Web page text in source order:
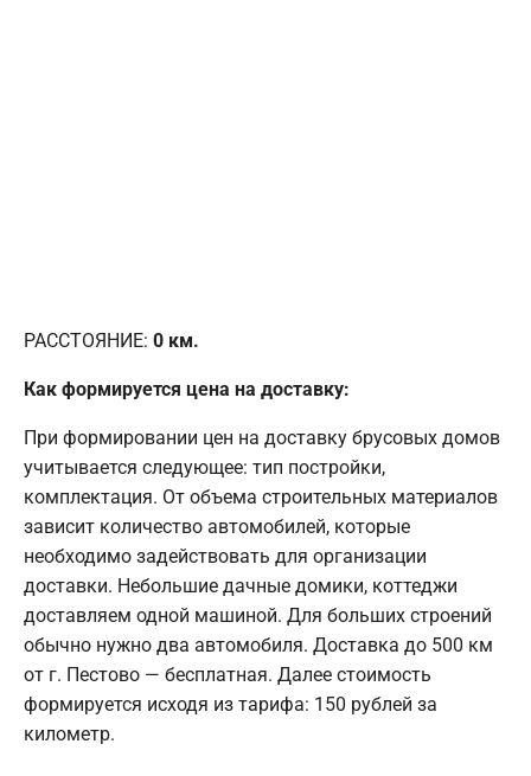
РАССТОЯНИЕ: 0 км.
Как формируется цена на доставку:
При формировании цен на доставку брусовых домов
учитывается следующее: тип постройки,
комплектация. От объема строительных материалов
зависит количество автомобилей, которые
необходимо задействовать для организации
доставки. Небольшие дачные домики, коттеджи
доставляем одной машиной. Для больших строений
обычно нужно два автомобиля. Доставка до 500 км
от г. Пестово — бесплатная. Далее стоимость
формируется исходя из тарифа: 150 рублей за
километр.